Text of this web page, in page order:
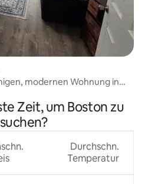
modernen Wohnung in
Zeit, um Boston zu
Durchschn.
Temperatur